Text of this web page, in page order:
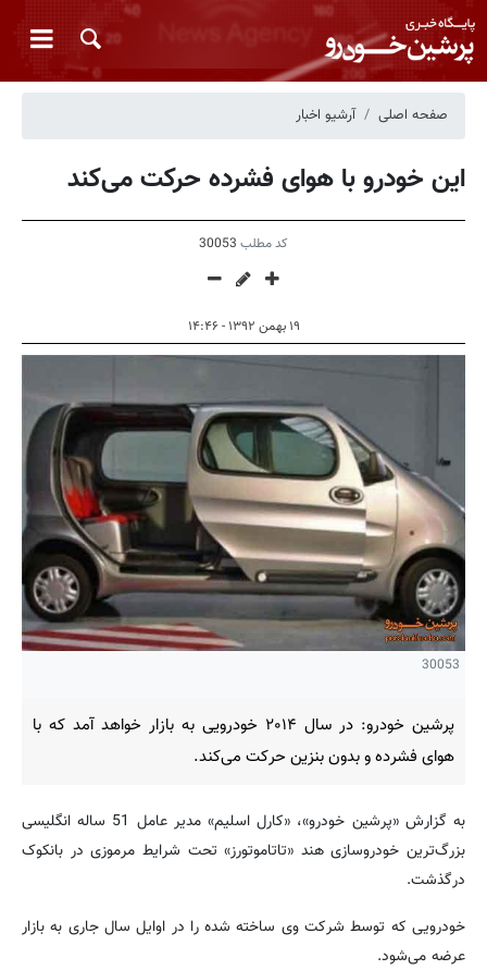
صفحه اصلی آرشیو اخبار
این خودرو با هوای فشرده حرکت می‌کند
کد مطلب 30053
۱۹ بهمن ۱۳۹۲ - ۱۴:۴۶
30053
پرشین خودرو: در سال ۲۰۱۴ خودرویی به بازار خواهد آمد که با
هوای فشرده و بدون بنزین حرکت می‌کند.
به گزارش «پرشین خودرو»، «کارل اسلیم» مدیر عامل 51 ساله انگلیسی
بزرگ‌ترین خودروسازی هند «تاتاموتورز» تحت شرایط مرموزی در بانکوک
درگذشت.
خودرویی که توسط شرکت وی ساخته شده را در اوایل سال جاری به بازار
عرضه می‌شود.